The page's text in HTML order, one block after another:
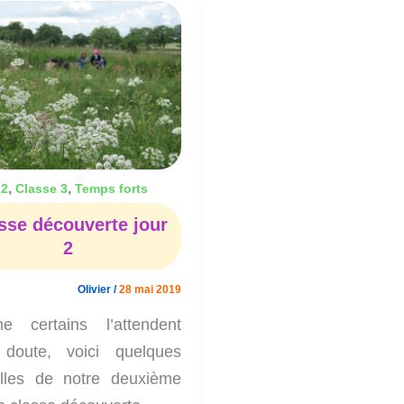
, Classe 3, Temps forts
découverte jour
2
Olivier /28 mai 2019
certains l’attendent
voici quelques
de notre deuxième
Classe
découverte
jour
2